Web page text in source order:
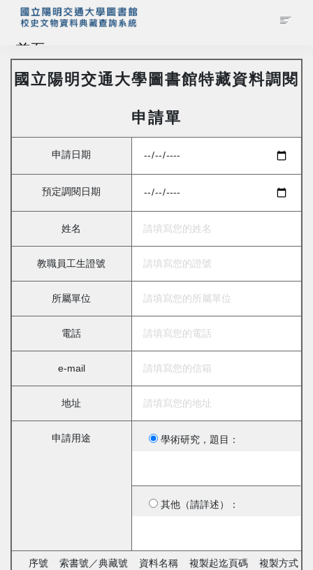
首頁
藏品查詢
管理者登入
國立陽明交通大學圖書館特藏資料調閱
申請單
申請日期
預定調閱日期
姓名
教職員工生證號
所屬單位
電話
e-mail
地址
申請用途 學術研究，題目：
其他（請詳述）：
序號 索書號／典藏號 資料名稱 複製起迄頁碼 複製方式